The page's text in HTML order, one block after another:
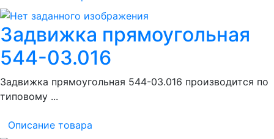
Задвижка прямоугольная
544-03.016
Задвижка прямоугольная 544-03.016 производится по
типовому ...
Описание товара